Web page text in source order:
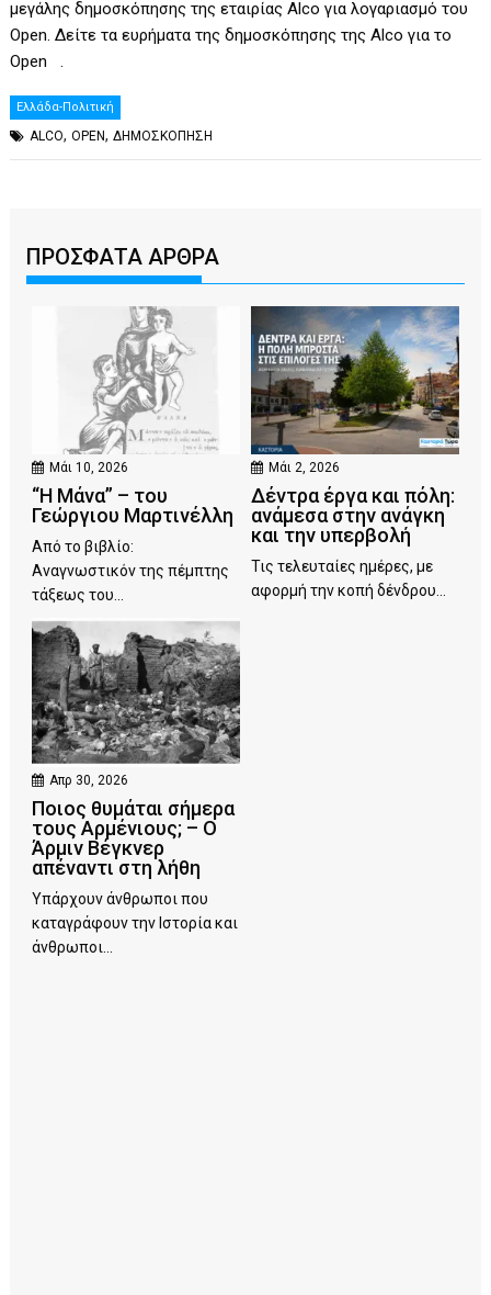
μεγάλης δημοσκόπησης της εταιρίας Alco για λογαριασμό του
Open. Δείτε τα ευρήματα της δημοσκόπησης της Alco για το
Open .
Ελλάδα-Πολιτική
ALCO,OPEN,ΔΗΜΟΣΚΟΠΗΣΗ
ΠΡΟΣΦΑΤΑ ΑΡΘΡΑ
Μάι 10, 2026
“Η Μάνα” – του
Γεώργιου Μαρτινέλλη
Από το βιβλίο:
Αναγνωστικόν της πέμπτης
τάξεως του...
Μάι 2, 2026
Δέντρα έργα και πόλη:
ανάμεσα στην ανάγκη
και την υπερβολή
Τις τελευταίες ημέρες, με
αφορμή την κοπή δένδρου...
Απρ 30, 2026
Ποιος θυμάται σήμερα
τους Αρμένιους; – Ο
Άρμιν Βέγκνερ
απέναντι στη λήθη
Υπάρχουν άνθρωποι που
καταγράφουν την Ιστορία και
άνθρωποι...